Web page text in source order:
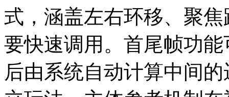
式，涵盖左右环移、聚
要快速调用。首尾帧功
后由系统自动计算中间